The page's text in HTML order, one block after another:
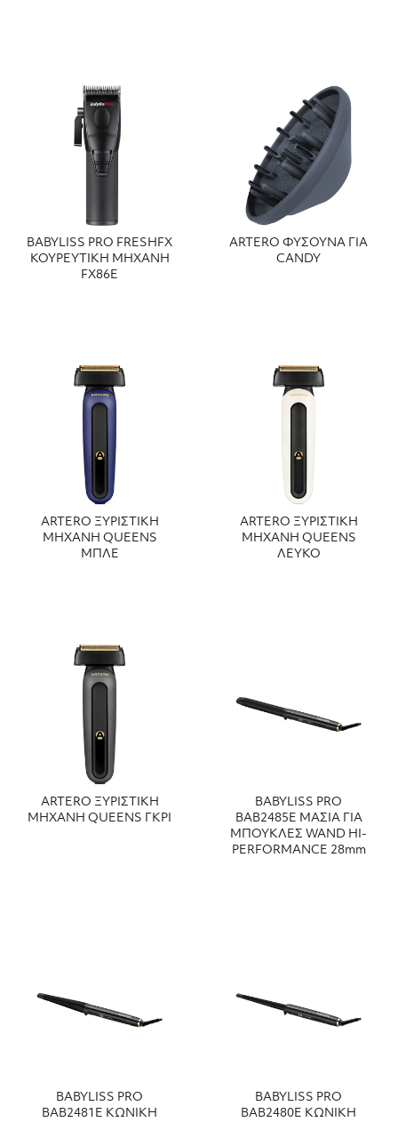
BABYLISS PRO FRESHFX
ΚΟΥΡΕΥΤΙΚΗ ΜΗΧΑΝΗ
FX86E
ARTERO ΦΥΣΟΥΝΑ ΓΙΑ
CANDY
ARTERO ΞΥΡΙΣΤΙΚΗ
ΜΗΧΑΝΗ QUEENS
ΜΠΛΕ
ARTERO ΞΥΡΙΣΤΙΚΗ
ΜΗΧΑΝΗ QUEENS
ΛΕΥΚΟ
ARTERO ΞΥΡΙΣΤΙΚΗ
ΜΗΧΑΝΗ QUEENS ΓΚΡΙ
BABYLISS PRO
ΒΑΒ2485Ε ΜΑΣΙΑ ΓΙΑ
ΜΠΟΥΚΛΕΣ WAND HI-
PERFORMANCE 28mm
BABYLISS PRO
ΒΑΒ2481Ε ΚΩΝΙΚΗ
BABYLISS PRO
ΒΑΒ2480Ε ΚΩΝΙΚΗ